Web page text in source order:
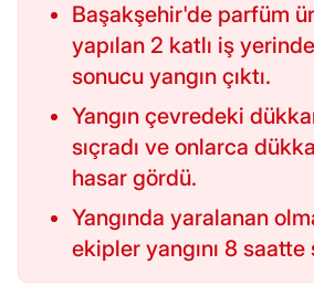
Başakşehir'de parfüm
yapılan 2 katlı iş
sonucu yangın çıktı.
Yangın çevredeki
sıçradı ve onlarca
hasar gördü.
Yangında yaralanan
ekipler yangını 8 saatte